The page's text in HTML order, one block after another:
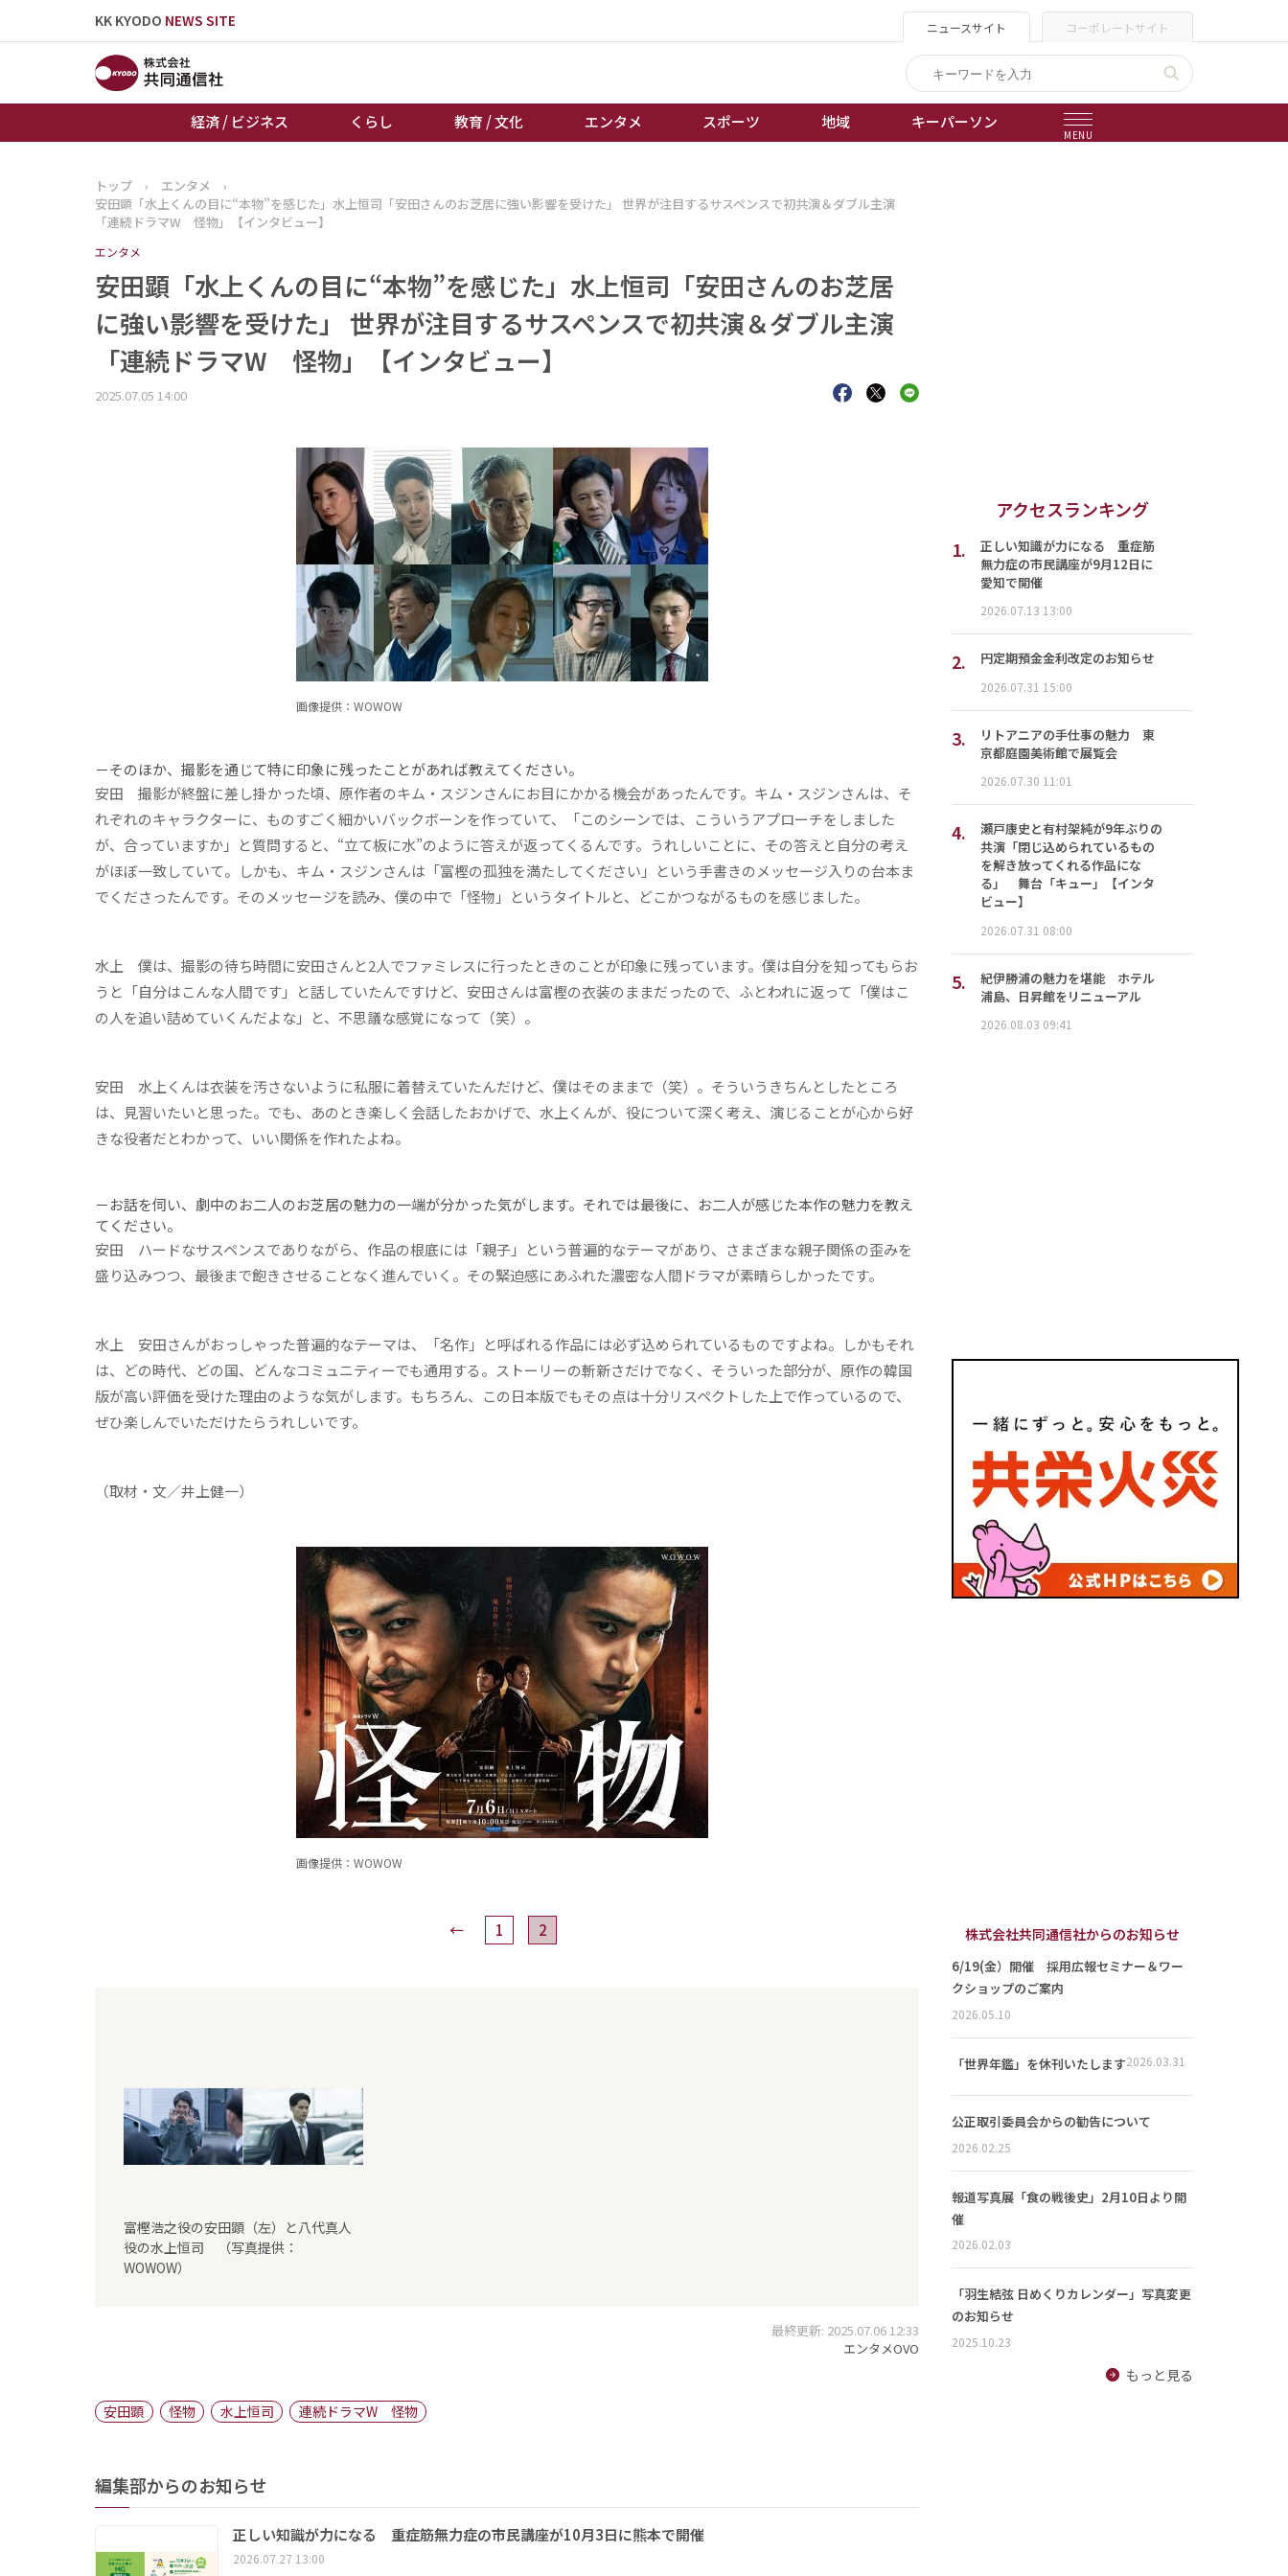
KK KYODO NEWS SITE ニュースサイト コーポレートサイト
経済 / ビジネス くらし 教育 / 文化 エンタメ スポーツ 地域 キーパーソン
MENU
トップページ
お知らせ
エンタメ
スポーツ
キーパーソン
競輪
ボートレース
棋王戦
トップ › エンタメ
›
安田顕「水上くんの目に“本物”を感じた」水上恒司「安田さんのお芝居に強い影響を受けた」 世界が注目するサスペンスで初共演＆ダブル主演
「連続ドラマW 怪物」【インタビュー】
エンタメ
安田顕「水上くんの目に“本物”を感じた」水上恒司「安田さんのお芝居
に強い影響を受けた」 世界が注目するサスペンスで初共演＆ダブル主演
「連続ドラマW 怪物」【インタビュー】
2025.07.05 14:00
画像提供：WOWOW
－そのほか、撮影を通じて特に印象に残ったことがあれば教えてください。
安田 撮影が終盤に差し掛かった頃、原作者のキム・スジンさんにお目にかかる機会があったんです。キム・スジンさんは、そ
れぞれのキャラクターに、ものすごく細かいバックボーンを作っていて、「このシーンでは、こういうアプローチをしました
が、合っていますか」と質問すると、“立て板に水”のように答えが返ってくるんです。うれしいことに、その答えと自分の考え
がほぼ一致していて。しかも、キム・スジンさんは「富樫の孤独を満たしてください」という手書きのメッセージ入りの台本ま
でくださったんです。そのメッセージを読み、僕の中で「怪物」というタイトルと、どこかつながるものを感じました。
水上 僕は、撮影の待ち時間に安田さんと2人でファミレスに行ったときのことが印象に残っています。僕は自分を知ってもらお
うと「自分はこんな人間です」と話していたんですけど、安田さんは富樫の衣装のままだったので、ふとわれに返って「僕はこ
の人を追い詰めていくんだよな」と、不思議な感覚になって（笑）。
安田 水上くんは衣装を汚さないように私服に着替えていたんだけど、僕はそのままで（笑）。そういうきちんとしたところ
は、見習いたいと思った。でも、あのとき楽しく会話したおかげで、水上くんが、役について深く考え、演じることが心から好
きな役者だとわかって、いい関係を作れたよね。
－お話を伺い、劇中のお二人のお芝居の魅力の一端が分かった気がします。それでは最後に、お二人が感じた本作の魅力を教え
てください。
安田 ハードなサスペンスでありながら、作品の根底には「親子」という普遍的なテーマがあり、さまざまな親子関係の歪みを
盛り込みつつ、最後まで飽きさせることなく進んでいく。その緊迫感にあふれた濃密な人間ドラマが素晴らしかったです。
水上 安田さんがおっしゃった普遍的なテーマは、「名作」と呼ばれる作品には必ず込められているものですよね。しかもそれ
は、どの時代、どの国、どんなコミュニティーでも通用する。ストーリーの斬新さだけでなく、そういった部分が、原作の韓国
版が高い評価を受けた理由のような気がします。もちろん、この日本版でもその点は十分リスペクトした上で作っているので、
ぜひ楽しんでいただけたらうれしいです。
（取材・文／井上健一）
画像提供：WOWOW
← 1 2
富樫浩之役の安田顕（左）と八代真人
役の水上恒司 （写真提供：
WOWOW）
最終更新: 2025.07.06 12:33
エンタメOVO
安田顕 怪物 水上恒司 連続ドラマW 怪物
編集部からのお知らせ
正しい知識が力になる 重症筋無力症の市民講座が10月3日に熊本で開催
2026.07.27 13:00
アクセスランキング
1.
正しい知識が力になる 重症筋
無力症の市民講座が9月12日に
愛知で開催
2026.07.13 13:00
2. 円定期預金金利改定のお知らせ
2026.07.31 15:00
3.
リトアニアの手仕事の魅力 東
京都庭園美術館で展覧会
2026.07.30 11:01
4.
瀬戸康史と有村架純が9年ぶりの
共演「閉じ込められているもの
を解き放ってくれる作品にな
る」 舞台「キュー」【インタ
ビュー】
2026.07.31 08:00
5.
紀伊勝浦の魅力を堪能 ホテル
浦島、日昇館をリニューアル
2026.08.03 09:41
株式会社共同通信社からのお知らせ
6/19(金）開催 採用広報セミナー＆ワー
クショップのご案内
2026.05.10
「世界年鑑」を休刊いたします2026.03.31
公正取引委員会からの勧告について
2026.02.25
報道写真展「食の戦後史」2月10日より開
催
2026.02.03
「羽生結弦 日めくりカレンダー」写真変更
のお知らせ
2025.10.23
もっと見る